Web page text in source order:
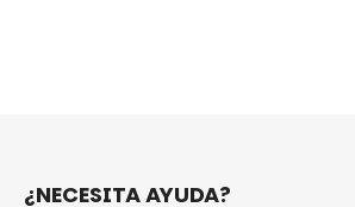
¿NECESITA AYUDA?